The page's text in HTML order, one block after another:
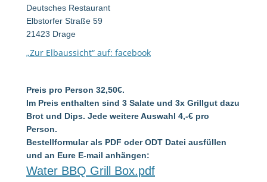
Deutsches Restaurant
Elbstorfer Straße 59
21423 Drage
„Zur Elbaussicht“ auf: facebook
Preis pro Person 32,50€.
Im Preis enthalten sind 3 Salate und 3x Grillgut dazu
Brot und Dips. Jede weitere Auswahl 4,-€ pro
Person.
Bestellformular als PDF oder ODT Datei ausfüllen
und an Eure E-mail anhängen:
Water BBQ Grill Box.pdf